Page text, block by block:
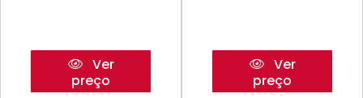
Ver
preço
Ver
preço